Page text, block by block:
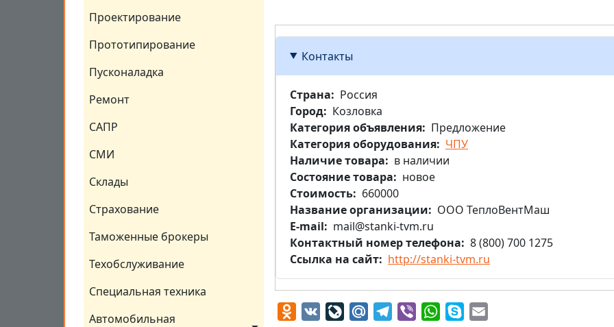
Проектирование
Прототипирование
Пусконаладка
Ремонт
САПР
СМИ
Склады
Страхование
Таможенные брокеры
Техобслуживание
Специальная техника
Автомобильная
Контакты
Страна
Россия
Город
Козловка
Категория объявления
Предложение
Категория оборудования
ЧПУ
Наличие товара
в наличии
Состояние товара
новое
Стоимость
660000
Название организации
ООО ТеплоВентМаш
E-mail
mail@stanki-tvm.ru
Контактный номер телефона
8 (800) 700 1275
Ссылка на сайт
http://stanki-tvm.ru
Odnoklassniki
VK LiveJournal
Mail.RuTelegram
Viber WhatsApp
Skype